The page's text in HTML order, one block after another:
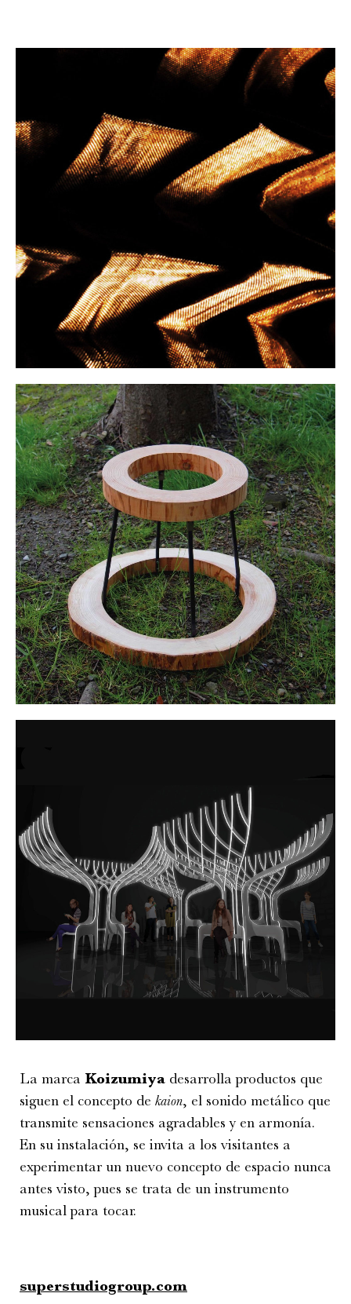
La marca Koizumiya desarrolla productos que
siguen el concepto de kaion, el sonido metálico que
transmite sensaciones agradables y en armonía.
En su instalación, se invita a los visitantes a
experimentar un nuevo concepto de espacio nunca
antes visto, pues se trata de un instrumento
musical para tocar.
superstudiogroup.com